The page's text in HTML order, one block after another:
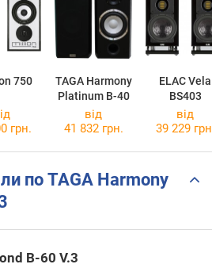
750
TAGA Harmony
Platinum B-40
ELAC Vela
BS403
грн.
від
41 832 грн.
від
39 229
по TAGA Harmony
B-60 V.3